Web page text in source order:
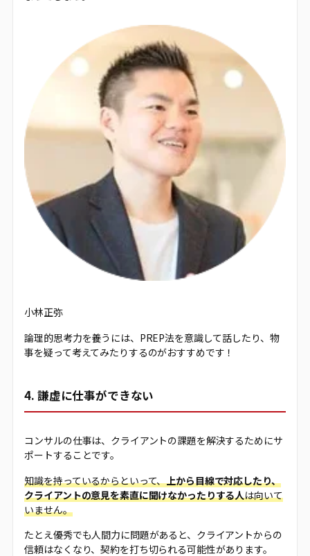
小林正弥
論理的思考力を養うには、PREP法を意識して話したり、物
事を疑って考えてみたりするのがおすすめです！
4. 謙虚に仕事ができない
コンサルの仕事は、クライアントの課題を解決するためにサ
ポートすることです。
知識を持っているからといって、上から目線で対応したり、
クライアントの意見を素直に聞けなかったりする人は向いて
いません。
たとえ優秀でも人間力に問題があると、クライアントからの
信頼はなくなり、契約を打ち切られる可能性があります。